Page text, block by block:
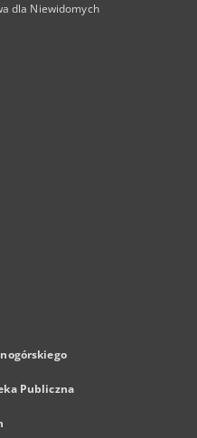
dla Niewidomych
Publiczna